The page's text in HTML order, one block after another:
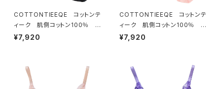
COTTONTIEEQE コットンテ
ィーク 肌側コットン100％ ソ
フトブラ ＆ ショーツセット（ブラ
¥7,920
COTTONTIEEQE コットンテ
ィーク 肌側コットン100％ ソ
フトブラ ＆ ショーツセット（ピー
¥7,920